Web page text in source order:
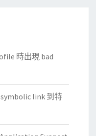
時出現 bad
link 到特